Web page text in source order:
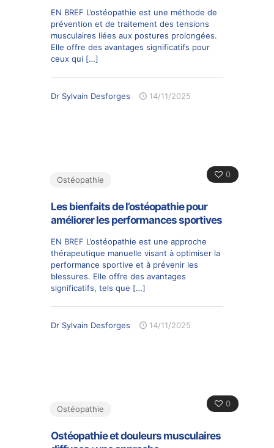
EN BREF L’ostéopathie est une méthode de
prévention et de traitement des tensions
musculaires liées aux postures prolongées.
Elle offre des avantages significatifs pour
ceux qui […]
Dr Sylvain Desforges 14/11/2025
0
Ostéopathie
Les bienfaits de l’ostéopathie pour
améliorer les performances sportives
EN BREF L’ostéopathie est une approche
thérapeutique manuelle visant à optimiser la
performance sportive et à prévenir les
blessures. Elle offre des avantages
significatifs, tels que […]
Dr Sylvain Desforges 14/11/2025
0
Ostéopathie
Ostéopathie et douleurs musculaires